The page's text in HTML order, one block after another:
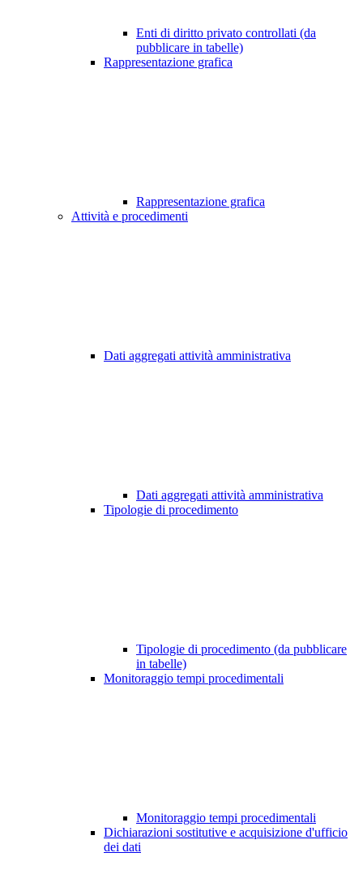
Enti di diritto privato controllati (da
pubblicare in tabelle)
Rappresentazione grafica
Rappresentazione grafica
Attività e procedimenti
Dati aggregati attività amministrativa
Dati aggregati attività amministrativa
Tipologie di procedimento
Tipologie di procedimento (da pubblicare
in tabelle)
Monitoraggio tempi procedimentali
Monitoraggio tempi procedimentali
Dichiarazioni sostitutive e acquisizione d'ufficio
dei dati